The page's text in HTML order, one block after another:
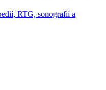
RTG, sonografií a